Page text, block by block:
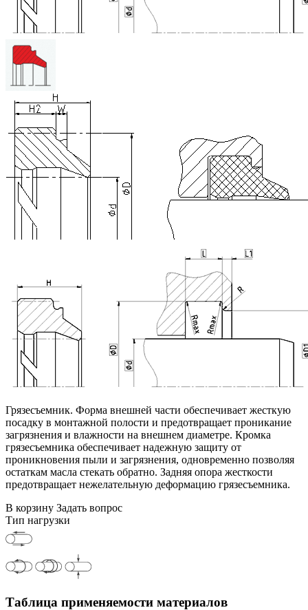
Грязесъемник. Форма внешней части обеспечивает жесткую
посадку в монтажной полости и предотвращает проникание
загрязнения и влажности на внешнем диаметре. Кромка
грязесъемника обеспечивает надежную защиту от
проникновения пыли и загрязнения, одновременно позволяя
остаткам масла стекать обратно. Задняя опора жесткости
предотвращает нежелательную деформацию грязесъемника.
В корзину Задать вопрос
Тип нагрузки
Таблица применяемости материалов